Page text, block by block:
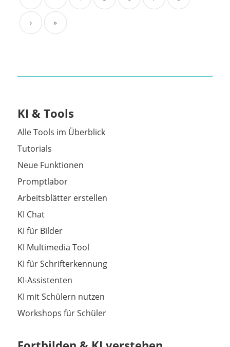
› »
KI & Tools
Alle Tools im Überblick
Tutorials
Neue Funktionen
Promptlabor
Arbeitsblätter erstellen
KI Chat
KI für Bilder
KI Multimedia Tool
KI für Schrifterkennung
KI-Assistenten
KI mit Schülern nutzen
Workshops für Schüler